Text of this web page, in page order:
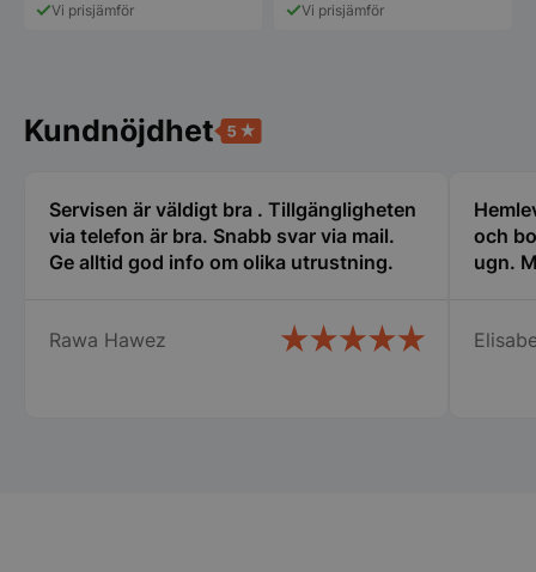
Vi prisjämför Vi prisjämför
Kundnöjdhet
Servisen är väldigt bra . Tillgängligheten
via telefon är bra. Snabb svar via mail.
Ge alltid god info om olika utrustning.
Rawa Hawez
och
ugn.
Strikt nödvändiga kakor tillåter
VISITOR_PRIVACY_METADATA